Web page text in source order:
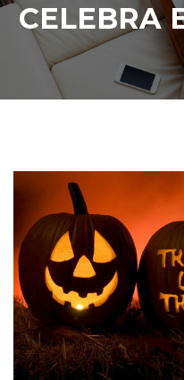
CELEBRA